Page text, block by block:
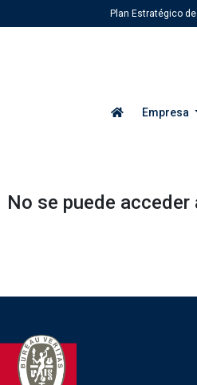
Plan Estratégico
Empresa
No se puede